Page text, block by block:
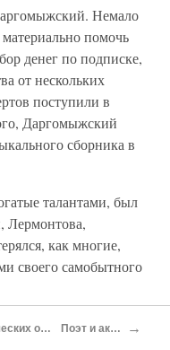
Немало
помочь
денег по подписке,
от нескольких
поступили в
Даргомыжский
сборника в
талантами, был
Лермонтова,
как многие,
своего самобытного
варламовская
Михаил Щепкин в водевилях и комических операх Поэт и актер →